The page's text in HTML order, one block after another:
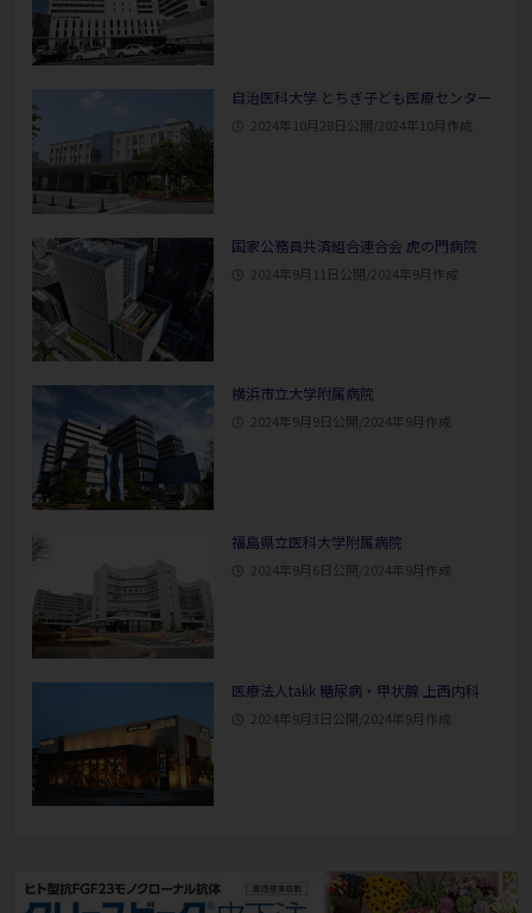
自治医科大学 とちぎ子ども医療センター
2024年10月28日公開/2024年10月作成
国家公務員共済組合連合会 虎の門病院
2024年9月11日公開/2024年9月作成
横浜市立大学附属病院
2024年9月9日公開/2024年9月作成
福島県立医科大学附属病院
2024年9月6日公開/2024年9月作成
医療法人takk 糖尿病・甲状腺 上西内科
2024年9月3日公開/2024年9月作成